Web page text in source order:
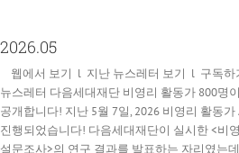
2026.05
웹에서 보기 l 지난 뉴스레터 보기 l 구독하
뉴스레터 다음세대재단 비영리 활동가 800명
공개합니다! 지난 5월 7일, 2026 비영리 활동
진행되었습니다! 다음세대재단이 실시한 <비
설문조사>의 연구 결과를 발표하는 자리였는